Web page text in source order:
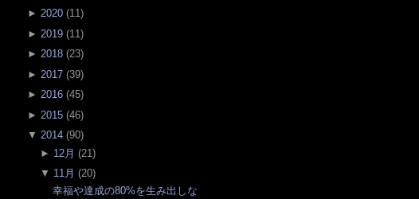
► 2020 (11)
► 2019 (11 )
► 2018 (23)
► 2017 (39)
► 2016 (45)
► 2015 (46)
▼ 2014 (90)
► 12月 (21)
▼ 11月 (20)
幸福や達成の80%を生み出しな